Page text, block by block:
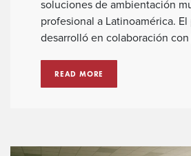
soluciones de ambientación
profesional a Latinoamérica.
desarrolló en colaboración con
READ MORE